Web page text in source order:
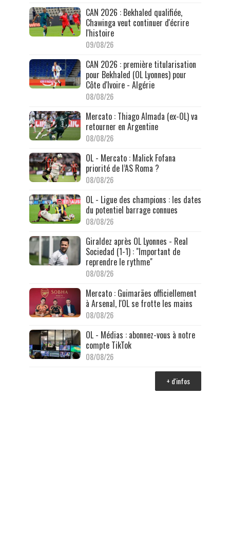
CAN 2026 : Bekhaled qualifiée,
Chawinga veut continuer d'écrire
l'histoire
09/08/26
CAN 2026 : première titularisation
pour Bekhaled (OL Lyonnes) pour
Côte d'Ivoire - Algérie
08/08/26
Mercato : Thiago Almada (ex-OL) va
retourner en Argentine
08/08/26
OL - Mercato : Malick Fofana
priorité de l’AS Roma ?
08/08/26
OL - Ligue des champions : les dates
du potentiel barrage connues
08/08/26
Giraldez après OL Lyonnes - Real
Sociedad (1-1) : "Important de
reprendre le rythme"
08/08/26
Mercato : Guimarães officiellement
à Arsenal, l'OL se frotte les mains
08/08/26
OL - Médias : abonnez-vous à notre
compte TikTok
08/08/26
+ d'infos